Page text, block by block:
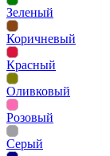
Зеленый
Коричневый
Красный
Оливковый
Розовый
Серый